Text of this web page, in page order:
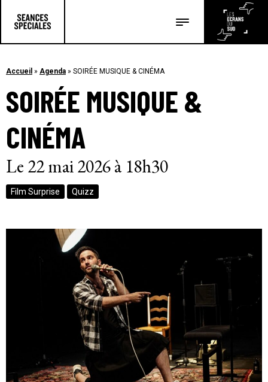
Les articles
Accueil » Agenda » SOIRÉE MUSIQUE & CINÉMA
SOIRÉE MUSIQUE &
CINÉMA
Le 22 mai 2026 à 18h30
Film Surprise Quizz